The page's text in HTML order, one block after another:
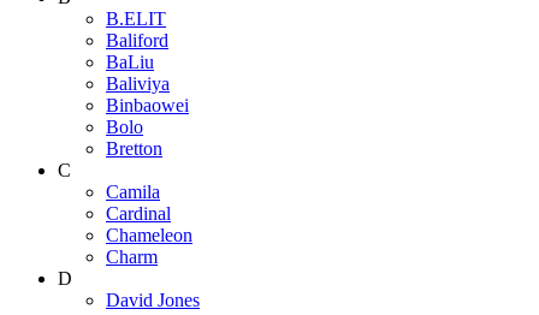
B.ELIT
Baliford
BaLiu
Baliviya
Binbaowei
Bolo
Bretton
C
Camila
Cardinal
Chameleon
Charm
D
David Jones